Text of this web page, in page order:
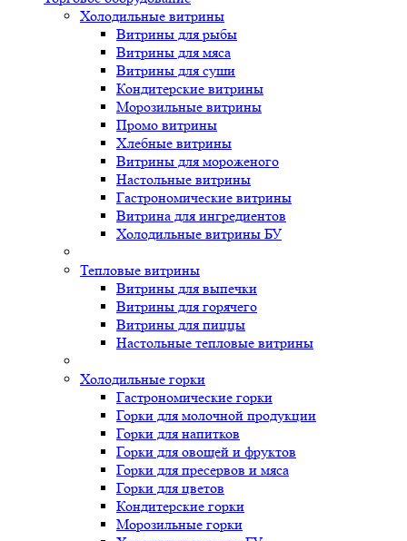
Холодильные витрины
Витрины для рыбы
Витрины для мяса
Витрины для суши
Кондитерские витрины
Морозильные витрины
Промо витрины
Хлебные витрины
Витрины для мороженого
Настольные витрины
Гастрономические витрины
Витрина для ингредиентов
Холодильные витрины БУ
Тепловые витрины
Витрины для выпечки
Витрины для горячего
Витрины для пиццы
Настольные тепловые витрины
Холодильные горки
Гастрономические горки
Горки для молочной продукции
Горки для напитков
Горки для овощей и фруктов
Горки для пресервов и мяса
Горки для цветов
Кондитерские горки
Морозильные горки